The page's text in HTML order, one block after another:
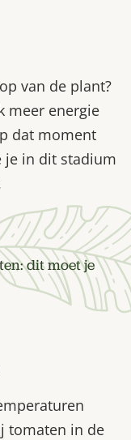
van de plant?
meer energie
dat moment
je in dit stadium
dit moet je
tomaten in de